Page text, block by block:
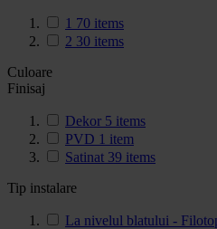
1 70 items
2 30 items
Culoare
Finisaj
Dekor 5 items
PVD 1 item
Satinat 39 items
Tip instalare
La nivelul blatului -